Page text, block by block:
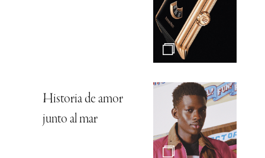
Historia de amor
junto al mar